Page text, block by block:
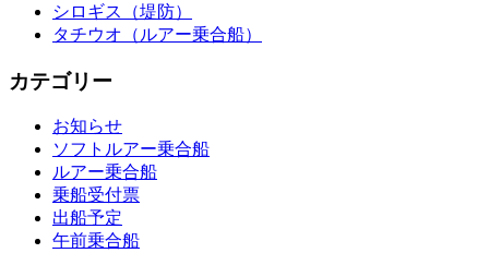
シロギス（堤防）
タチウオ（ルアー乗合船）
カテゴリー
お知らせ
ソフトルアー乗合船
ルアー乗合船
乗船受付票
出船予定
午前乗合船